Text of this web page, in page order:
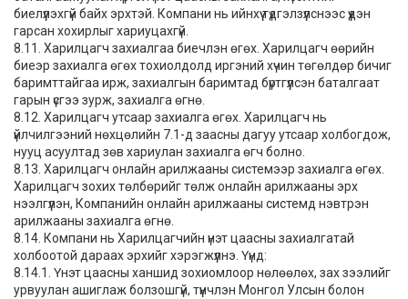
биелүүлэхгүй байх эрхтэй. Компани нь ийнхүү түдгэлзүүлснээс үүдэн
гарсан хохирлыг хариуцахгүй.
8.11. Харилцагч захиалгаа биечлэн өгөх. Харилцагч өөрийн
биеэр захиалга өгөх тохиолдолд иргэний хүчин төгөлдөр бичиг
баримттайгаа ирж, захиалгын баримтад бүртгүүлсэн баталгаат
гарын үсгээ зурж, захиалга өгнө.
8.12. Харилцагч утсаар захиалга өгөх. Харилцагч нь
үйлчилгээний нөхцөлийн 7.1-д заасны дагуу утсаар холбогдож,
нууц асуултад зөв хариулан захиалга өгч болно.
8.13. Харилцагч онлайн арилжааны системээр захиалга өгөх.
Харилцагч зохих төлбөрийг төлж онлайн арилжааны эрх
нээлгүүлэн, Компанийн онлайн арилжааны системд нэвтрэн
арилжааны захиалга өгнө.
8.14. Компани нь Харилцагчийн үнэт цаасны захиалгатай
холбоотой дараах эрхийг хэрэгжүүлнэ. Үүнд:
8.14.1. Үнэт цаасны ханшид зохиомлоор нөлөөлөх, зах зээлийг
урвуулан ашиглаж болзошгүй, түүнчлэн Монгол Улсын болон